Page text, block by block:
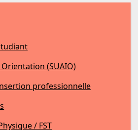
(SUAIO)
professionnelle
/ FST